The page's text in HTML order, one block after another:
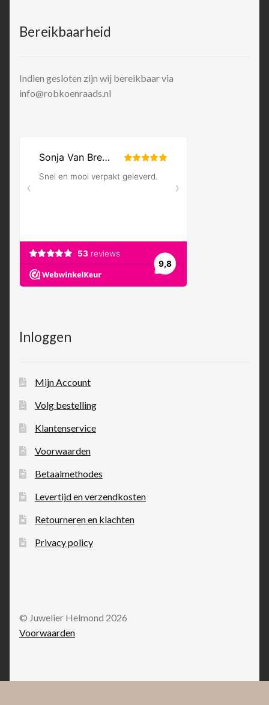
Bereikbaarheid
Indien gesloten zijn wij bereikbaar via
info@robkoenraads.nl
Inloggen
Mijn Account
Volg bestelling
Klantenservice
Voorwaarden
Betaalmethodes
Levertijd en verzendkosten
Retourneren en klachten
Privacy policy
© Juwelier Helmond 2026
Voorwaarden